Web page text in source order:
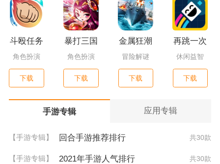
斗殴任务
角色扮演
下载
暴打三国
角色扮演
下载
金属狂潮
冒险解谜
下载
再跳一次
休闲益智
下载
手游专辑 应用专辑
【手游专辑】 回合手游推荐排行 共30款
【手游专辑】 2021年手游人气排行 共30款